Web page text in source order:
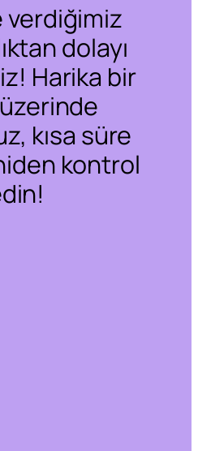
verdiğimiz
dolayı
Harika bir
kısa süre
kontrol